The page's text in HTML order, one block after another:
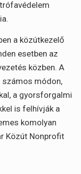
a közútkezelő
esetben az
közben. A
számos módon,
a gyorsforgalmi
is felhívják a
komolyan
Közút Nonprofit